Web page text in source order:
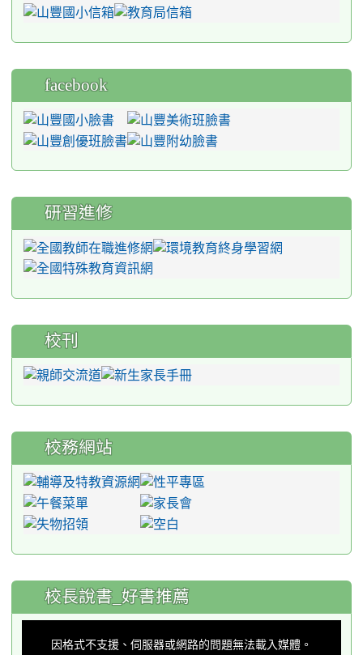
facebook
研習進修
校刊
校務網站
:::
校長說書_好書推薦
因格式不支援、伺服器或網路的問題無法載入媒體。